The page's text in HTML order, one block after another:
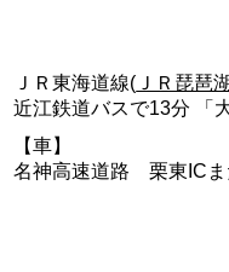
ＪＲ東海道線( ＪＲ琵琶
近江鉄道バスで13分 「
【車】
名神高速道路 栗東ICま